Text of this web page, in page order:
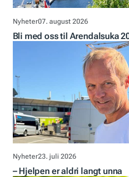
Nyheter07. august 2026
Bli med oss til Arendalsuka
Nyheter23. juli 2026
– Hjelpen er aldri langt unna